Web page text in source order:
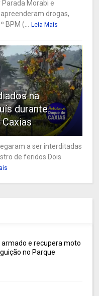
Parada Morabi e
drogas,
(...
Leia Mais
na
durante
a ser interditadas
de feridos Dois
e recupera moto
no Parque